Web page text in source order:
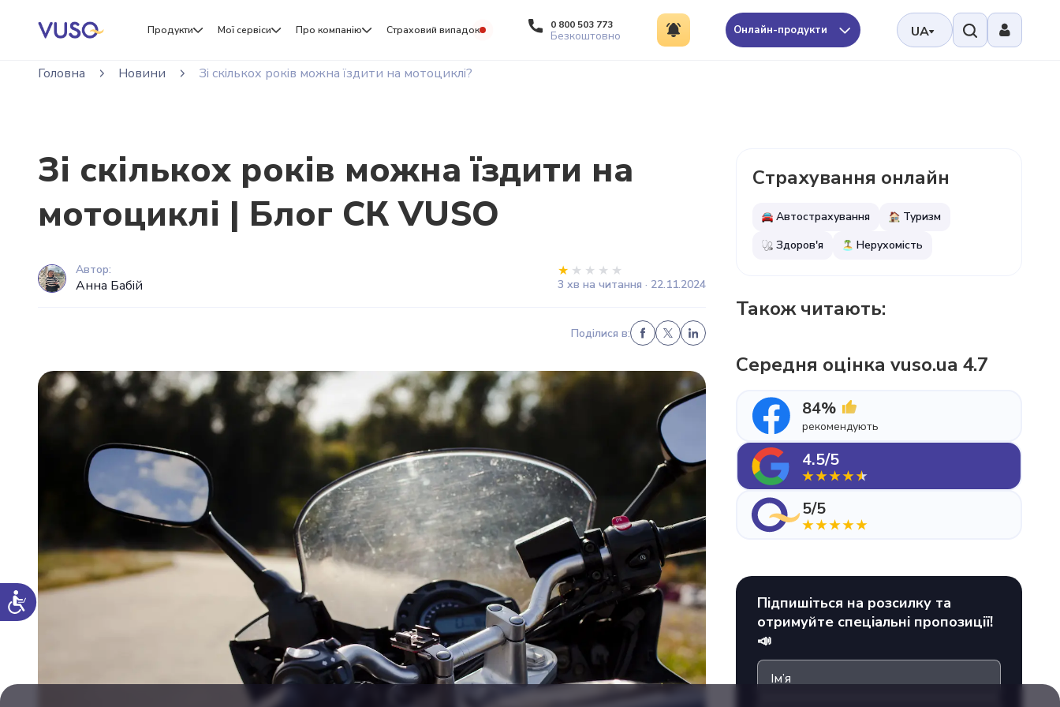
Продукти Мої сервіси Про компанію Страховий випадок 0 800 503 773
Безкоштовно Онлайн-продукти UA
Головна Новини Зі скількох років можна їздити на мотоциклі?
Зі скількох років можна їздити на
мотоциклі | Блог СК VUSO
Автор:
Анна Бабій 3 хв на читання · 22.11.2024
Поділися в:
Страхування онлайн
Автострахування
Туризм
Здоров'я
Нерухомість
Також читають:
Середня оцінка vuso.ua 4.7
84%
рекомендують
4.5/5
5/5
Підпишіться на розсилку та
отримуйте спеціальні пропозиції!
📣